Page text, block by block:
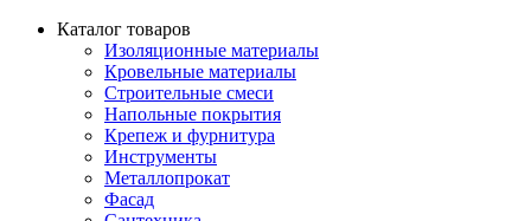
Каталог товаров
Изоляционные материалы
Кровельные материалы
Строительные смеси
Напольные покрытия
Крепеж и фурнитура
Инструменты
Металлопрокат
Фасад